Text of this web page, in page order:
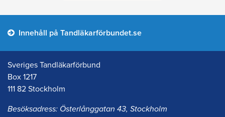
Innehåll på Tandläkarförbundet.se
Sveriges Tandläkarförbund
Box 1217
111 82 Stockholm
Besöksadress: Österlånggatan 43, Stockholm